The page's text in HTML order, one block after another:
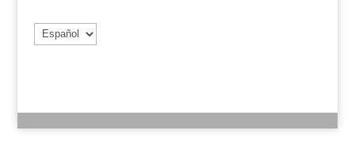
Elegir